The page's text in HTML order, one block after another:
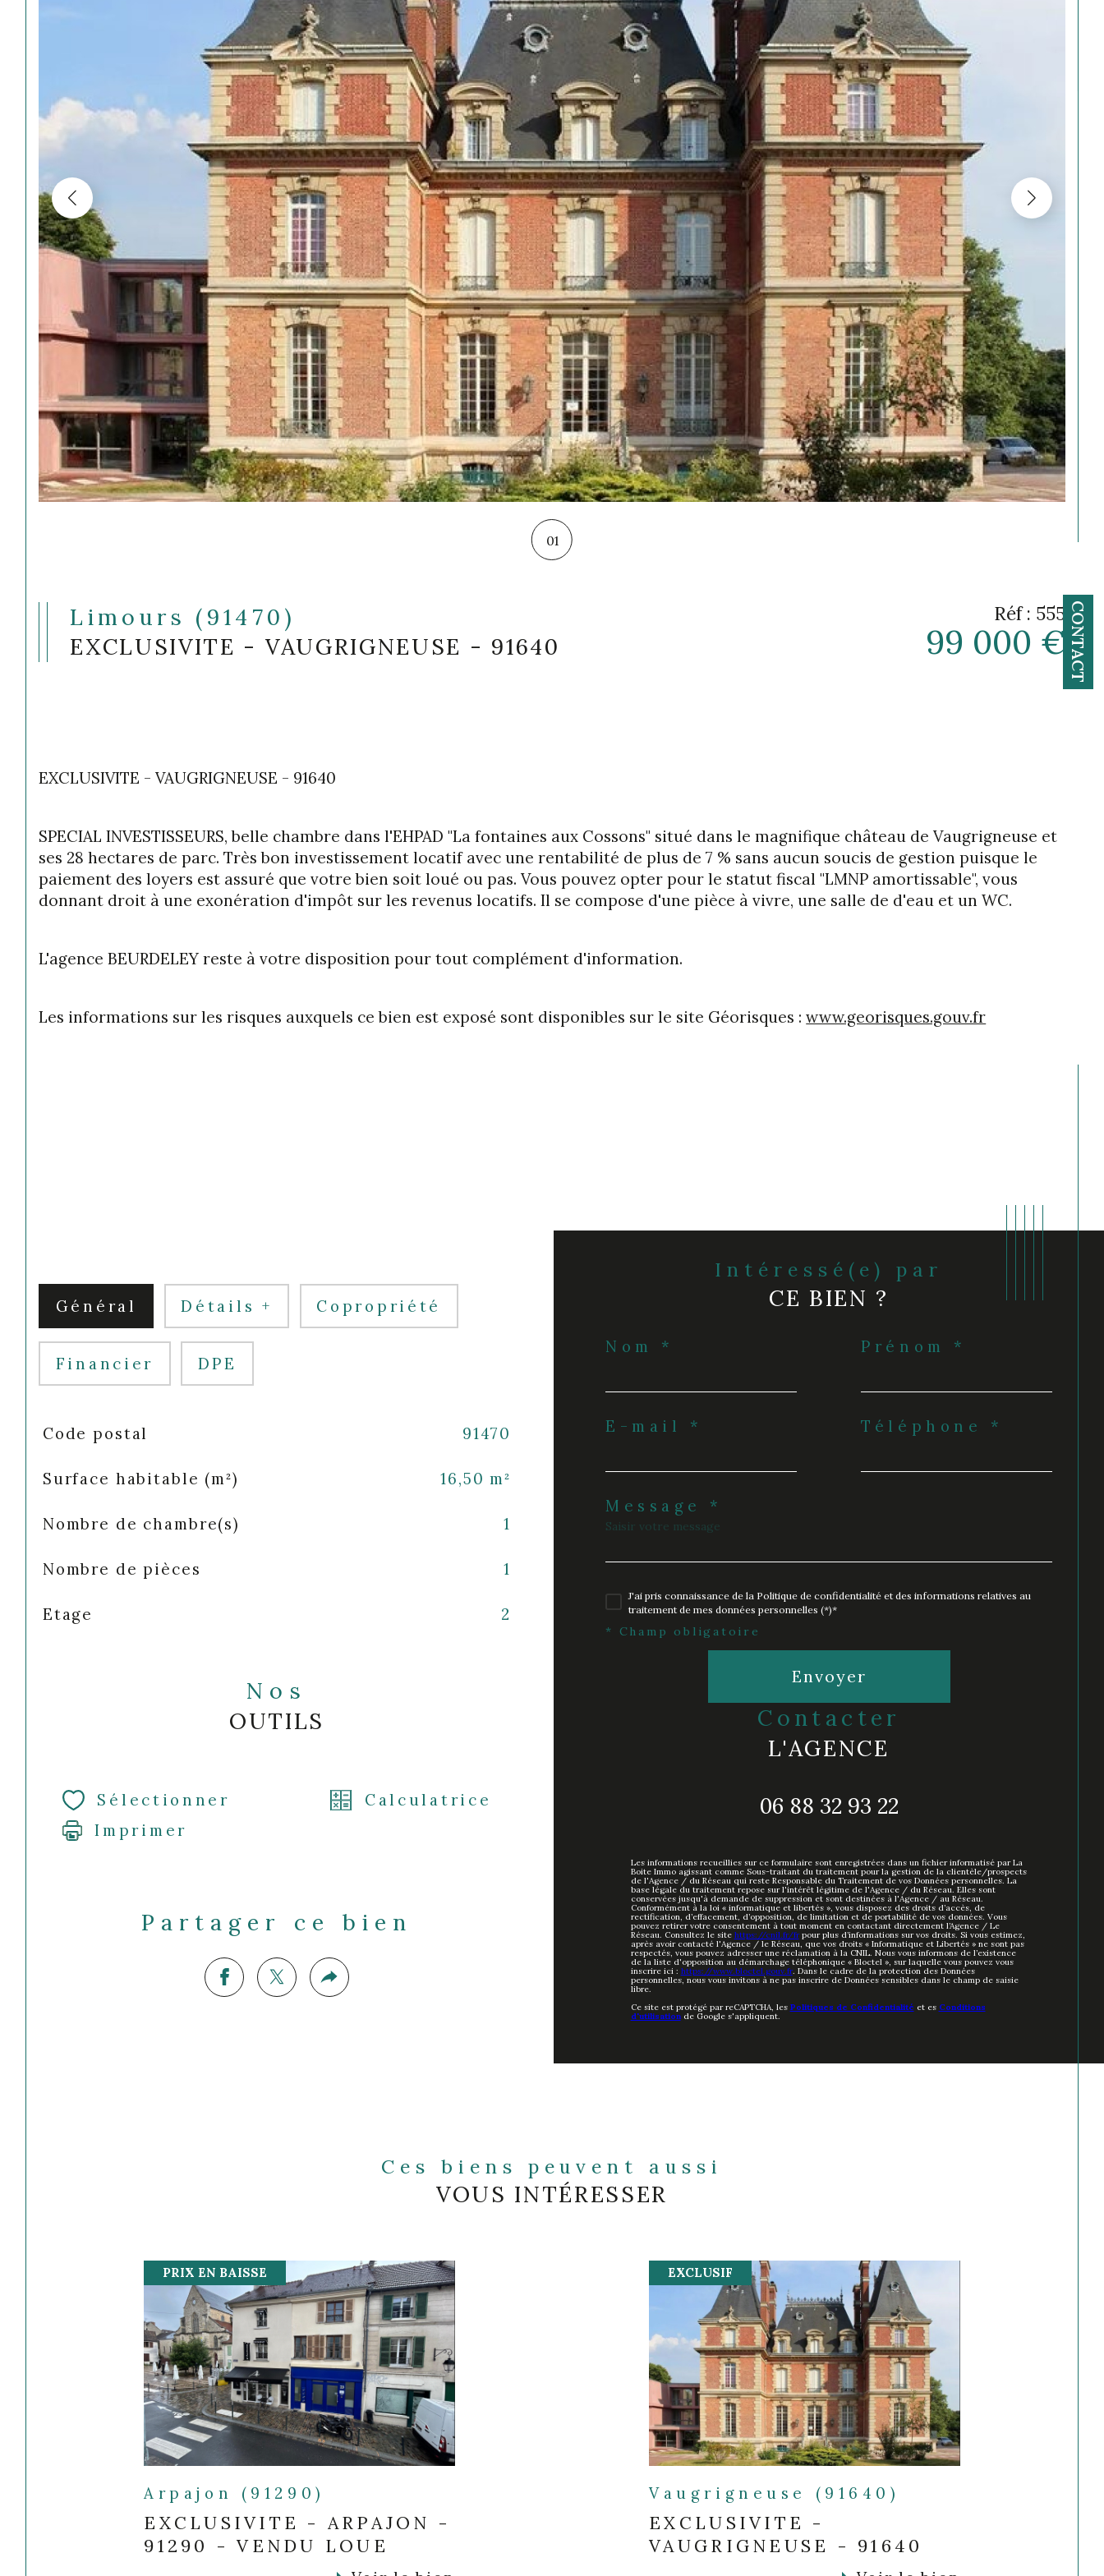
CONTACT
01
Limours (91470)
EXCLUSIVITE - VAUGRIGNEUSE - 91640
Réf : 555
99 000 €
EXCLUSIVITE - VAUGRIGNEUSE - 91640
SPECIAL INVESTISSEURS, belle chambre dans l'EHPAD "La fontaines aux Cossons" situé dans le magnifique château de Vaugrigneuse et
ses 28 hectares de parc. Très bon investissement locatif avec une rentabilité de plus de 7 % sans aucun soucis de gestion puisque le
paiement des loyers est assuré que votre bien soit loué ou pas. Vous pouvez opter pour le statut fiscal "LMNP amortissable", vous
donnant droit à une exonération d'impôt sur les revenus locatifs. Il se compose d'une pièce à vivre, une salle de d'eau et un WC.
L'agence BEURDELEY reste à votre disposition pour tout complément d'information.
Les informations sur les risques auxquels ce bien est exposé sont disponibles sur le site Géorisques : www.georisques.gouv.fr
Général Détails + Copropriété
Financier DPE
TRAD_SIROCCO_Caracteristique
Code postal 91470
Surface habitable (m²) 16,50 m²
Nombre de chambre(s) 1
Nombre de pièces 1
Etage 2
Nos
OUTILS
Sélectionner
Calculatrice
Imprimer
Partager ce bien
Intéressé(e) par
CE BIEN ?
Nom * Prénom *
E-mail * Téléphone *
Message *
J'ai pris connaissance de la Politique de confidentialité et des informations relatives au
traitement de mes données personnelles (*)*
* Champ obligatoire
Envoyer
contacter
L'AGENCE
06 88 32 93 22
Les informations recueillies sur ce formulaire sont enregistrées dans un fichier informatisé par La
Boite Immo agissant comme Sous-traitant du traitement pour la gestion de la clientèle/prospects
de l'Agence / du Réseau qui reste Responsable du Traitement de vos Données personnelles. La
base légale du traitement repose sur l'intérêt légitime de l'Agence / du Réseau. Elles sont
conservées jusqu'à demande de suppression et sont destinées à l'Agence / au Réseau.
Conformément à la loi « informatique et libertés », vous disposez des droits d’accès, de
rectification, d’effacement, d’opposition, de limitation et de portabilité de vos données. Vous
pouvez retirer votre consentement à tout moment en contactant directement l’Agence / Le
Réseau. Consultez le site https://cnil.fr/frpour plus d’informations sur vos droits. Si vous estimez,
après avoir contacté l'Agence / le Réseau, que vos droits « Informatique et Libertés » ne sont pas
respectés, vous pouvez adresser une réclamation à la CNIL. Nous vous informons de l’existence
de la liste d'opposition au démarchage téléphonique « Bloctel », sur laquelle vous pouvez vous
inscrire ici : https://www.bloctel.gouv.fr. Dans le cadre de la protection des Données
personnelles, nous vous invitons à ne pas inscrire de Données sensibles dans le champ de saisie
libre.
Ce site est protégé par reCAPTCHA, les Politiques de Confidentialité et es Conditions
d'utilisationde Google s'appliquent.
Ces biens peuvent aussi
VOUS INTÉRESSER
PRIX EN BAISSE
Arpajon (91290)
EXCLUSIVITE - ARPAJON -
91290 - VENDU LOUE
EXCLUSIF
Vaugrigneuse (91640)
EXCLUSIVITE -
VAUGRIGNEUSE - 91640